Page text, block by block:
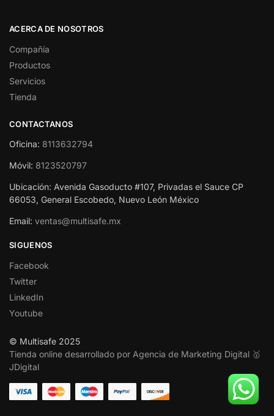
ACERCA DE NOSOTROS
Compañía
Productos
Servicios
Tienda
CONTACTANOS
Oficina: 8113632794
Móvil: 8123520797
Ubicación: Avenida Gasoducto #107, Privadas el Sauce CP
66053, General Escobedo, Nuevo León México
Email: ventas@multisafe.mx
SIGUENOS
Facebook
Twitter
LinkedIn
Youtube
© Multisafe 2025
Tienda online desarrollado por Agencia de Marketing Digital 🥇
JDigital